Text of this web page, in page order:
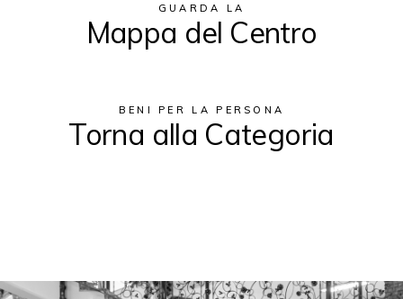
GUARDA LA
Mappa del Centro
BENI PER LA PERSONA
Torna alla Categoria